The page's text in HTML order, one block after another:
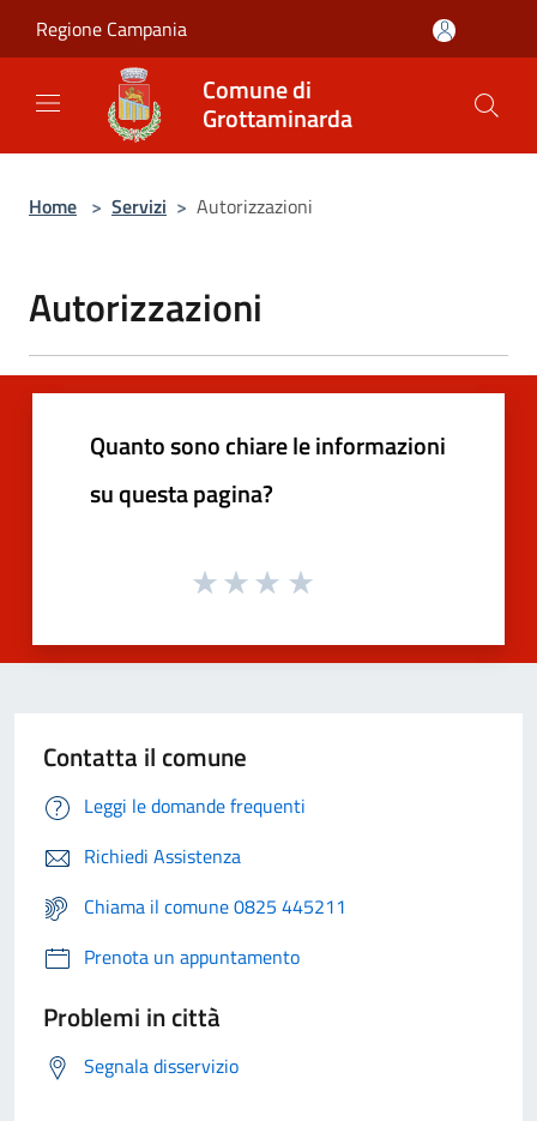
Regione Campania
Comune di
Grottaminarda
Home > Servizi > Autorizzazioni
Autorizzazioni
Quanto sono chiare le informazioni
su questa pagina?
Contatta il comune
Leggi le domande frequenti
Richiedi Assistenza
Chiama il comune 0825 445211
Prenota un appuntamento
Problemi in città
Segnala disservizio